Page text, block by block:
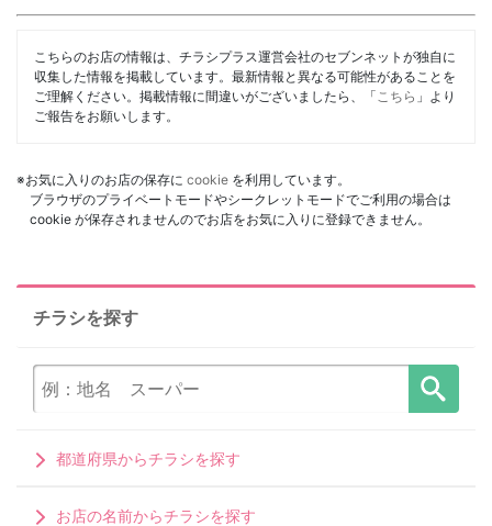
こちらのお店の情報は、チラシプラス運営会社のセブンネットが独自に
収集した情報を掲載しています。最新情報と異なる可能性があることを
ご理解ください。掲載情報に間違いがございましたら、「 こちら 」より
ご報告をお願いします。
※お気に入りのお店の保存に cookie を利用しています。
ブラウザのプライベートモードやシークレットモードでご利用の場合は
cookie が保存されませんのでお店をお気に入りに登録できません。
チラシを探す
都道府県からチラシを探す
お店の名前からチラシを探す